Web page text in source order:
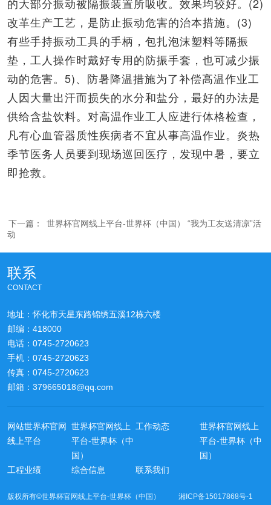
改革生产工艺，是防止振动危害的治本措施。(3)
有些手持振动工具的手柄，包扎泡沫塑料等隔振
垫，工人操作时戴好专用的防振手套，也可减少振
动的危害。5)、防暑降温措施为了补偿高温作业工
人因大量出汗而损失的水分和盐分，最好的办法是
供给含盐饮料。对高温作业工人应进行体格检查，
凡有心血管器质性疾病者不宜从事高温作业。炎热
季节医务人员要到现场巡回医疗，发现中暑，要立
即抢救。
下一篇：
世界杯官网线上平台-世界杯（中国） “我为工友送清凉”活
动
联系
CONTACT
地址：怀化市天星东路锦绣五溪12栋六楼
邮编：418000
电话：0745-2720623
手机：0745-2720623
传真：0745-2720623
邮箱：379665018@qq.com
网站世界杯官网
线上平台
世界杯官网线上
平台-世界杯（中
国）
工作动态
世界杯官网线上
平台-世界杯（中
国）
工程业绩
综合信息 联系我们
版权所有©世界杯官网线上平台-世界杯（中国） 湘ICP备15017868号-1